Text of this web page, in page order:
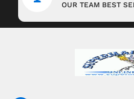
OUR TEAM BEST